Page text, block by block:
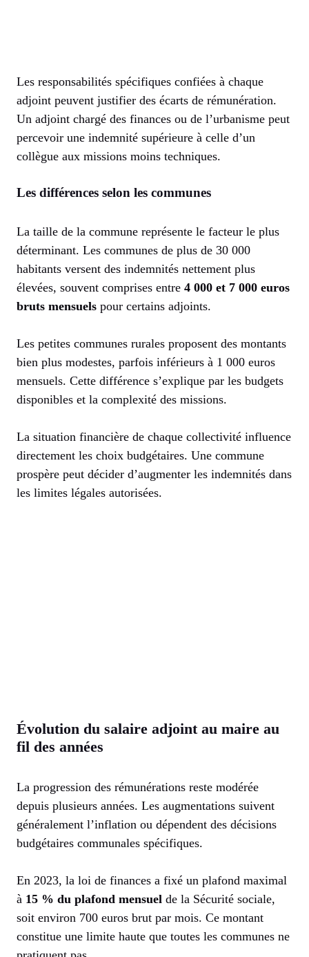
Les responsabilités spécifiques confiées à chaque
adjoint peuvent justifier des écarts de rémunération.
Un adjoint chargé des finances ou de l’urbanisme peut
percevoir une indemnité supérieure à celle d’un
collègue aux missions moins techniques.
Les différences selon les communes
La taille de la commune représente le facteur le plus
déterminant. Les communes de plus de 30 000
habitants versent des indemnités nettement plus
élevées, souvent comprises entre 4 000 et 7 000 euros
bruts mensuels pour certains adjoints.
Les petites communes rurales proposent des montants
bien plus modestes, parfois inférieurs à 1 000 euros
mensuels. Cette différence s’explique par les budgets
disponibles et la complexité des missions.
La situation financière de chaque collectivité influence
directement les choix budgétaires. Une commune
prospère peut décider d’augmenter les indemnités dans
les limites légales autorisées.
Évolution du salaire adjoint au maire au
fil des années
La progression des rémunérations reste modérée
depuis plusieurs années. Les augmentations suivent
généralement l’inflation ou dépendent des décisions
budgétaires communales spécifiques.
En 2023, la loi de finances a fixé un plafond maximal
à 15 % du plafond mensuel de la Sécurité sociale,
soit environ 700 euros brut par mois. Ce montant
constitue une limite haute que toutes les communes ne